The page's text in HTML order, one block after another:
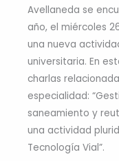
Avellaneda se
año, el miércoles
una nueva
universitaria. En
charlas
especialidad:
saneamiento y
una actividad
Tecnología Vial”.